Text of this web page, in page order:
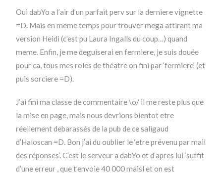
Oui dabYo a l’air d’un parfait perv sur la derniere vignette
=D. Mais en meme temps pour trouver mega attirant ma
version Heidi (c’est pu Laura Ingalls du coup…) quand
meme. Enfin, je me deguiserai en fermiere, je suis douée
pour ca, tous mes roles de théatre on fini par ‘fermiere’ (et
puis sorciere =D).
J’ai fini ma classe de commentaire \o/ il me reste plus que
la mise en page, mais nous devrions bientot etre
réellement debarassés de la pub de ce saligaud
d’Haloscan =D. Bon j’ai du oublier le ‘etre prévenu par mail
des réponses’. C’est le serveur a dabYo et d’apres lui ‘suffit
d’une erreur , que t’envoie 40 000 maisl et on est